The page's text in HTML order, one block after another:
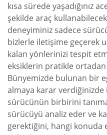
kısa sürede yaşadığınız
şekilde araç
deneyiminiz sadece
bizlerle iletişime geçerek
kalan yönlerinizi tespit
eksiklerin pratikle ortadan
Bünyemizde bulunan bir
almaya karar verdiğinizde
sürücünün birbirini
sürücüyü analiz eder ve
gerektiğini, hangi konuda